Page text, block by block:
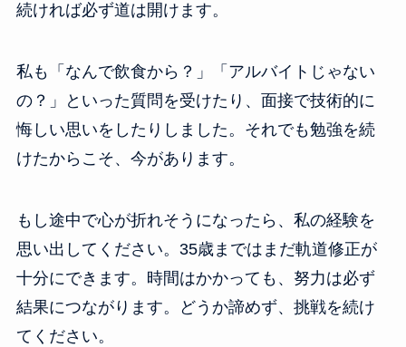
続ければ必ず道は開けます。
私も「なんで飲食から？」「アルバイトじゃない
の？」といった質問を受けたり、面接で技術的に
悔しい思いをしたりしました。それでも勉強を続
けたからこそ、今があります。
もし途中で心が折れそうになったら、私の経験を
思い出してください。35歳まではまだ軌道修正が
十分にできます。時間はかかっても、努力は必ず
結果につながります。どうか諦めず、挑戦を続け
てください。